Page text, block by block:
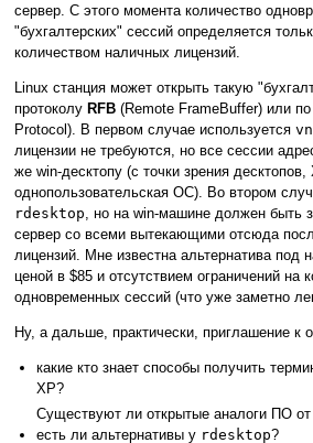
сервер. С этого момента количество
"бухгалтерских" сессий определяется
количеством наличных лицензий.
Linux станция может открыть такую
протоколу RFB (Remote FrameBuffer) или по
Protocol). В первом случае используется
лицензии не требуются, но все сессии
же win-десктопу (с точки зрения
однопользовательская ОС). Во втором
rdesktop, но на win-машине должен быть
сервер со всеми вытекающими отсюда
лицензий. Мне известна альтернатива под
ценой в $85 и отсутствием ограничений на
одновременных сессий (что уже заметно
Ну, а дальше, практически, приглашение к
какие кто знает способы получить
XP?
Существуют ли открытые аналоги ПО
есть ли альтернативы у rdesktop?